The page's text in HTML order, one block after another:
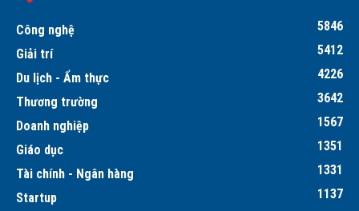
Công nghệ
5846
Giải trí
5412
Du lịch - Ẩm thực
4226
Thương trường
3642
Doanh nghiệp
1567
Giáo dục
1351
Tài chính - Ngân hàng
1331
Startup
1137